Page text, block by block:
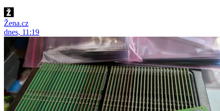
Žena.cz
dnes, 11:19